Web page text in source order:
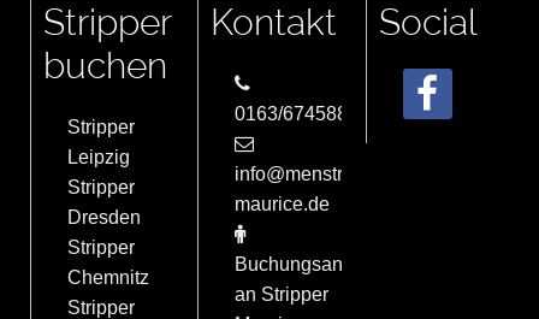
Stripper
buchen
Stripper
Leipzig
Stripper
Dresden
Stripper
Chemnitz
Stripper
Kontakt
0163/6745884
info@menstrip-
maurice.de
Buchungsanfrage
an Stripper
Social